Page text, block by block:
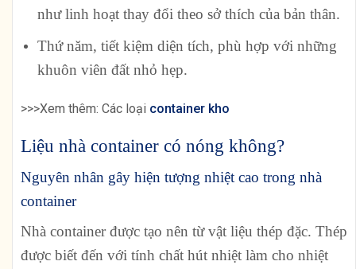
như linh hoạt thay đổi theo sở thích của bản thân.
Thứ năm, tiết kiệm diện tích, phù hợp với những
khuôn viên đất nhỏ hẹp.
>>>Xem thêm: Các loại container kho
Liệu nhà container có nóng không?
Nguyên nhân gây hiện tượng nhiệt cao trong nhà
container
Nhà container được tạo nên từ vật liệu thép đặc. Thép
được biết đến với tính chất hút nhiệt làm cho nhiệt